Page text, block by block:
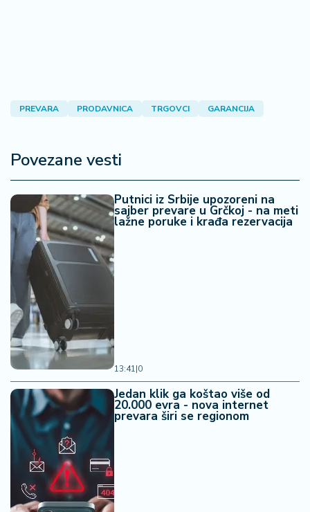
PREVARA PRODAVNICA TRGOVCI GARANCIJA
Povezane vesti
Putnici iz Srbije upozoreni na
sajber prevare u Grčkoj - na meti
lažne poruke i krađa rezervacija
13:41|0
Jedan klik ga koštao više od
20.000 evra - nova internet
prevara širi se regionom